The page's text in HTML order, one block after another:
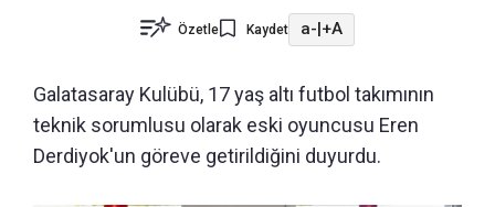
Özetle Kaydet a-|+A
Galatasaray Kulübü, 17 yaş altı futbol takımının
teknik sorumlusu olarak eski oyuncusu Eren
Derdiyok'un göreve getirildiğini duyurdu.